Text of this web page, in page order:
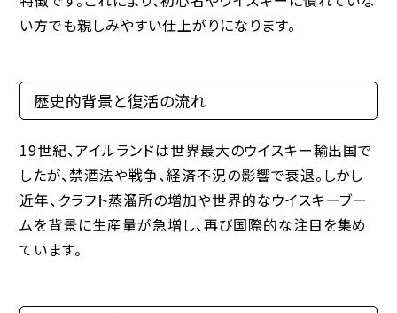
い方でも親しみやすい仕上がりになります。
歴史的背景と復活の流れ
19世紀、アイルランドは世界最大のウイスキー輸出国で
したが、禁酒法や戦争、経済不況の影響で衰退。しかし
近年、クラフト蒸溜所の増加や世界的なウイスキーブー
ムを背景に生産量が急増し、再び国際的な注目を集め
ています。